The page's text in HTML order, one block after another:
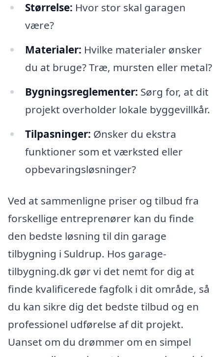
Størrelse: Hvor stor skal garagen
være?
Materialer: Hvilke materialer ønsker
du at bruge? Træ, mursten eller metal?
Bygningsreglementer: Sørg for, at dit
projekt overholder lokale byggevillkår.
Tilpasninger: Ønsker du ekstra
funktioner som et værksted eller
opbevaringsløsninger?
Ved at sammenligne priser og tilbud fra
forskellige entreprenører kan du finde
den bedste løsning til din garage
tilbygning i Suldrup. Hos garage-
tilbygning.dk gør vi det nemt for dig at
finde kvalificerede fagfolk i dit område, så
du kan sikre dig det bedste tilbud og en
professionel udførelse af dit projekt.
Uanset om du drømmer om en simpel